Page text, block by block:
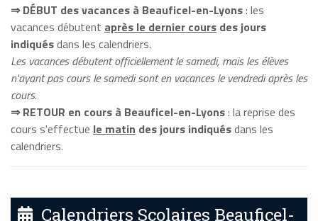
⇒ DÉBUT des vacances à Beauficel-en-Lyons: les
vacances débutent après le dernier cours des jours
indiquésdans les calendriers.
Les vacances débutent officiellement le samedi, mais les élèves
n'ayant pas cours le samedi sont en vacances le vendredi après les
cours.
⇒ RETOUR en cours à Beauficel-en-Lyons: la reprise des
cours s'effectue le matin des jours indiquésdans les
calendriers.
Calendriers Scolaires Beauficel-